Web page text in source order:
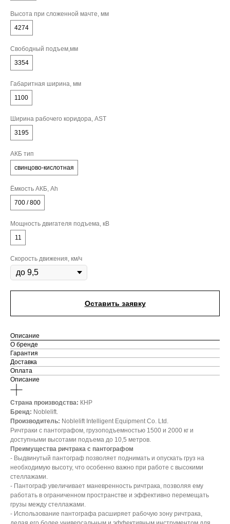
Высота при сложенной мачте, мм
4274
Свободный подъем,мм
3354
Габаритная ширина, мм
1100
Ширина рабочего коридора, AST
3195
АКБ тип
свинцово-кислотная
Ёмкость АКБ, Ah
700 / 800
Мощность двигателя подъема, кВ
11
Скорость движения, км/ч
Оставить заявку
Описание
О бренде
Гарантия
Доставка
Оплата
Описание
Страна производства: КНР
Бренд: Noblelift.
Производитель: Noblelift Intelligent Equipment Co. Ltd.
Ричтраки с пантографом, грузоподъемностью 1500 и 2000 кг и
доступными высотами подъема до 10,5 метров.
Преимущества ричтрака с пантографом
- Выдвинутый пантограф позволяет поднимать и опускать груз на
необходимую высоту, что особенно важно при работе с высокими
стеллажами.
- Пантограф увеличивает маневренность ричтрака, позволяя ему
работать в ограниченном пространстве и эффективно перемещать
грузы между стеллажами.
- Использование пантографа расширяет рабочую зону ричтрака,